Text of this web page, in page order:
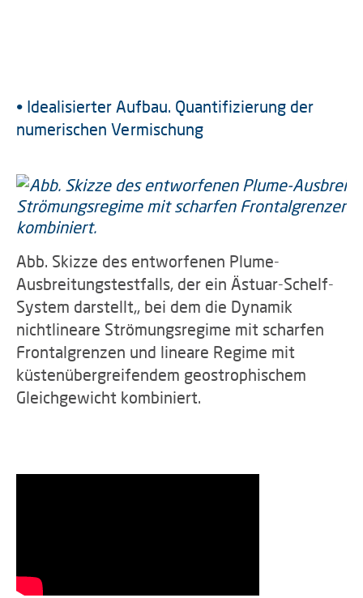
• Idealisierter Aufbau. Quantifizierung der
numerischen Vermischung
Abb. Skizze des entworfenen Plume-
Ausbreitungstestfalls, der ein Ästuar-Schelf-
System darstellt,, bei dem die Dynamik
nichtlineare Strömungsregime mit scharfen
Frontalgrenzen und lineare Regime mit
küstenübergreifendem geostrophischem
Gleichgewicht kombiniert.